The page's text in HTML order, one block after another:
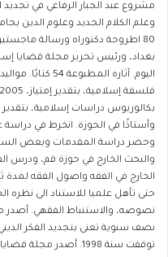
مشروع عبد الجبار الرفاعي في
وعلم الكلام الجديد وعلوم الدين
80 اطروحة دكتوراه ورسالة
وحضر دراسة المقدمات وبعض
والبحث الخارج في حوزة قم، ودرس
الخارج في الفقه واصول الفقه لمدة
حتى تأهل علميا للاستناد الى نظره
نصوصه، والاستنباط الفقهي. أصدر